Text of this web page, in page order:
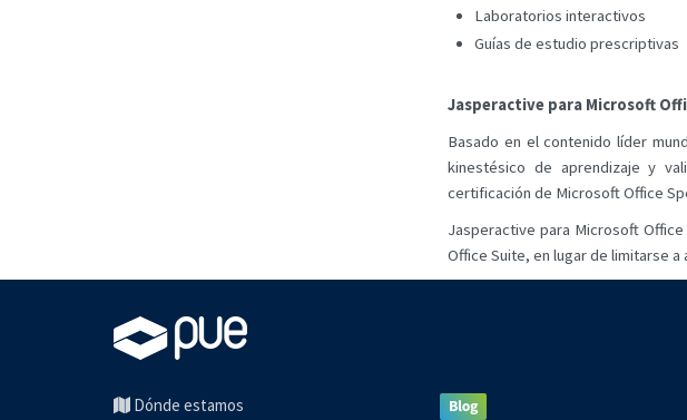
Laboratorios interactivos
Guías de estudio prescriptivas
Jasperactive para Microsoft
Basado en el contenido líder
kinestésico de aprendizaje y
certificación de Microsoft Office
Jasperactive para Microsoft
Office Suite, en lugar de limitarse
Dónde estamos